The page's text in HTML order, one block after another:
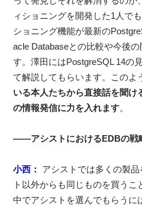
ィショニングを開発した1人で
ショニング機能が最新の
acle Databaseとの比較や今後
す。澤田にはPostgreSQL 14の
て解説してもらいます。このよ
いる本人たちから直接話を聞
の情報発信に力を入れます。
――アシストにおけるEDBの戦
小西：
アシストでは多くの製
ト以外からも同じものを買う
中でアシストを選んでもらうに